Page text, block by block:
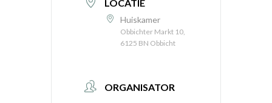
LOCATIE
Huiskamer
Obbichter Markt 10,
6125 BN Obbicht
ORGANISATOR